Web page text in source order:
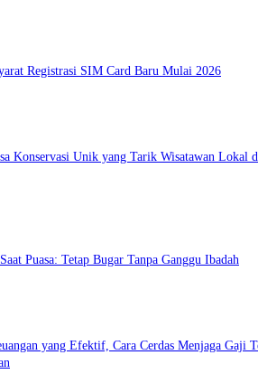
Registrasi SIM Card Baru Mulai 2026
Konservasi Unik yang Tarik Wisatawan Lokal
Puasa: Tetap Bugar Tanpa Ganggu Ibadah
yang Efektif, Cara Cerdas Menjaga Gaji